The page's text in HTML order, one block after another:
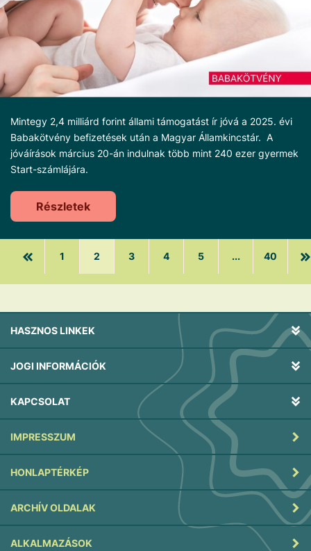
Mintegy 2,4 milliárd forint állami támogatást ír jóvá a 2025. évi
Babakötvény befizetések után a Magyar Államkincstár. A
jóváírások március 20-án indulnak több mint 240 ezer gyermek
Start-számlájára.
Részletek
1 2 3 4 5 ... 40
HASZNOS LINKEK
JOGI INFORMÁCIÓK
KAPCSOLAT
IMPRESSZUM
HONLAPTÉRKÉP
ARCHÍV OLDALAK
ALKALMAZÁSOK